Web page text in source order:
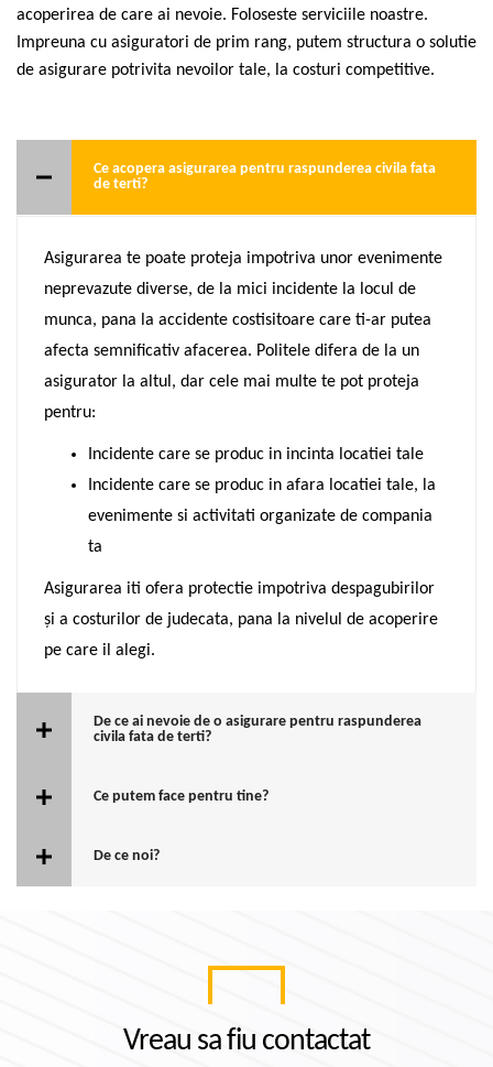
acoperirea de care ai nevoie. Foloseste serviciile noastre.
Impreuna cu asiguratori de prim rang, putem structura o solutie
de asigurare potrivita nevoilor tale, la costuri competitive.
Ce acopera asigurarea pentru raspunderea civila fata
de terti?
Asigurarea te poate proteja impotriva unor evenimente
neprevazute diverse, de la mici incidente la locul de
munca, pana la accidente costisitoare care ti-ar putea
afecta semnificativ afacerea. Politele difera de la un
asigurator la altul, dar cele mai multe te pot proteja
pentru:
Incidente care se produc in incinta locatiei tale
Incidente care se produc in afara locatiei tale, la
evenimente si activitati organizate de compania
ta
Asigurarea iti ofera protectie impotriva despagubirilor
și a costurilor de judecata, pana la nivelul de acoperire
pe care il alegi.
De ce ai nevoie de o asigurare pentru raspunderea
civila fata de terti?
Ce putem face pentru tine?
De ce noi?
Vreau sa fiu contactat